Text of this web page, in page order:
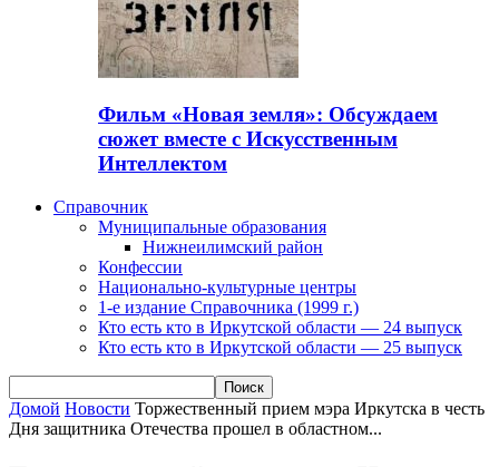
Фильм «Новая земля»: Обсуждаем
сюжет вместе с Искусственным
Интеллектом
Справочник
Муниципальные образования
Нижнеилимский район
Конфессии
Национально-культурные центры
1-е издание Справочника (1999 г.)
Кто есть кто в Иркутской области — 24 выпуск
Кто есть кто в Иркутской области — 25 выпуск
Домой Новости Торжественный прием мэра Иркутска в честь
Дня защитника Отечества прошел в областном...